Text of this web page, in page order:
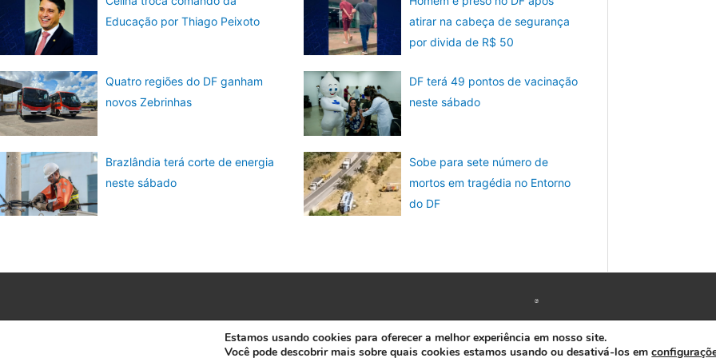
Educação por Thiago Peixoto
atirar na cabeça de segurança
por divida de R$ 50
Quatro regiões do DF ganham
novos Zebrinhas
DF terá 49 pontos de vacinação
neste sábado
Brazlândia terá corte de energia
neste sábado
Sobe para sete número de
mortos em tragédia no Entorno
do DF
Copyright © 2026 www.ACORDA DF
Estamos usando cookies para oferecer a melhor experiência em nosso site.
Você pode descobrir mais sobre quais cookies estamos usando ou desativá-los em